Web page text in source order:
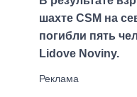
шахте СSM на
погибли пять
Lidove Noviny.